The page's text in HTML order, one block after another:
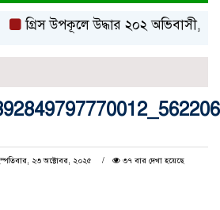
গ্রিস উপকূলে উদ্ধার ২০২ অভিবাসী,
২৩ অক্টোবর, ২০২৫ ৩৭ বার দেখা হয়েছে